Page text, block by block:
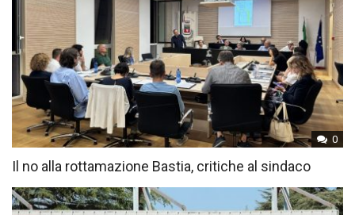
0
Il no alla rottamazione Bastia, critiche al sindaco